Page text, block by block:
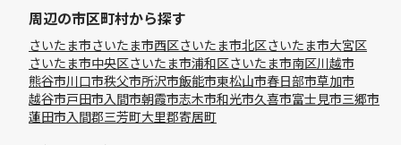
周辺の市区町村から探す
さいたま市さいたま市西区さいたま市北区さいたま市大宮区
さいたま市中央区さいたま市浦和区さいたま市南区川越市
熊谷市川口市秩父市所沢市飯能市東松山市春日部市草加市
越谷市戸田市入間市朝霞市志木市和光市久喜市富士見市三郷市
蓮田市入間郡三芳町大里郡寄居町